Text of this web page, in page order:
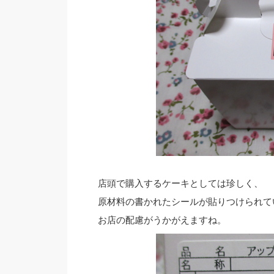
店頭で購入するケーキとしては珍しく、
原材料の書かれたシールが貼りつけられ
お店の配慮がうかがえますね。